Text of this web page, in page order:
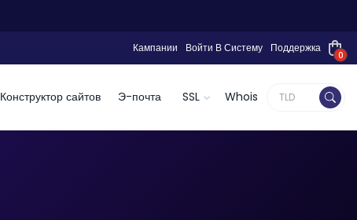
Кампании Войти В Систему Поддержка
0
Конструктор сайтов Э-почта SSL Whois